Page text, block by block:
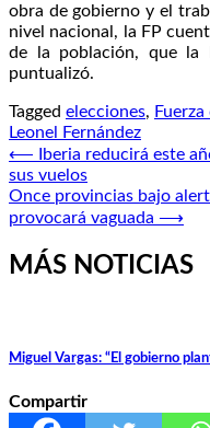
obra de gobierno y el
nivel nacional, la FP
de la población, que la
puntualizó.
Tagged elecciones,
Leonel Fernández
Navegación
de
entradas
⟵
Iberia reducirá este
sus vuelos
Once provincias bajo
provocará vaguada ⟶
MÁS NOTICIAS
Miguel Vargas: “El gobierno
Compartir